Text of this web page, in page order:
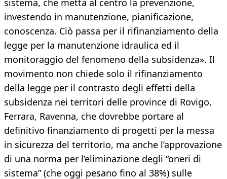
sistema, che metta al centro la prevenzione,
investendo in manutenzione, pianificazione,
conoscenza. Ciò passa per il rifinanziamento della
legge per la manutenzione idraulica ed il
monitoraggio del fenomeno della subsidenza». Il
movimento non chiede solo il rifinanziamento
della legge per il contrasto degli effetti della
subsidenza nei territori delle province di Rovigo,
Ferrara, Ravenna, che dovrebbe portare al
definitivo finanziamento di progetti per la messa
in sicurezza del territorio, ma anche l’approvazione
di una norma per l’eliminazione degli “oneri di
sistema” (che oggi pesano fino al 38%) sulle